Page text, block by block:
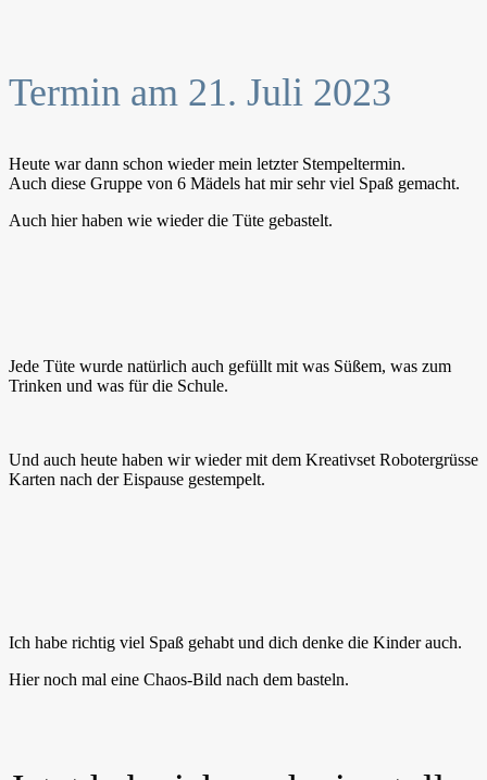
Termin am 21. Juli 2023
Heute war dann schon wieder mein letzter Stempeltermin.
Auch diese Gruppe von 6 Mädels hat mir sehr viel Spaß gemacht.
Auch hier haben wie wieder die Tüte gebastelt.
Jede Tüte wurde natürlich auch gefüllt mit was Süßem, was zum
Trinken und was für die Schule.
Und auch heute haben wir wieder mit dem Kreativset Robotergrüsse
Karten nach der Eispause gestempelt.
Ich habe richtig viel Spaß gehabt und dich denke die Kinder auch.
Hier noch mal eine Chaos-Bild nach dem basteln.